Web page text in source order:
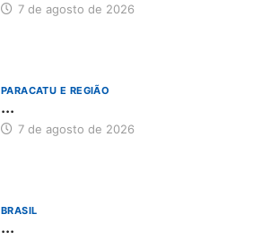
7 de agosto de 2026
PARACATU E REGIÃO
...
7 de agosto de 2026
BRASIL
...